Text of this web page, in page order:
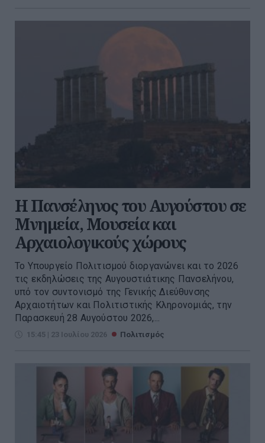
Η Πανσέληνος του Αυγούστου σε
Μνημεία, Μουσεία και
Αρχαιολογικούς χώρους
Το Υπουργείο Πολιτισμού διοργανώνει και το 2026
τις εκδηλώσεις της Αυγουστιάτικης Πανσελήνου,
υπό τον συντονισμό της Γενικής Διεύθυνσης
Αρχαιοτήτων και Πολιτιστικής Κληρονομιάς, την
Παρασκευή 28 Αυγούστου 2026,...
15:45 | 23 Ιουλίου 2026 Πολιτισμός